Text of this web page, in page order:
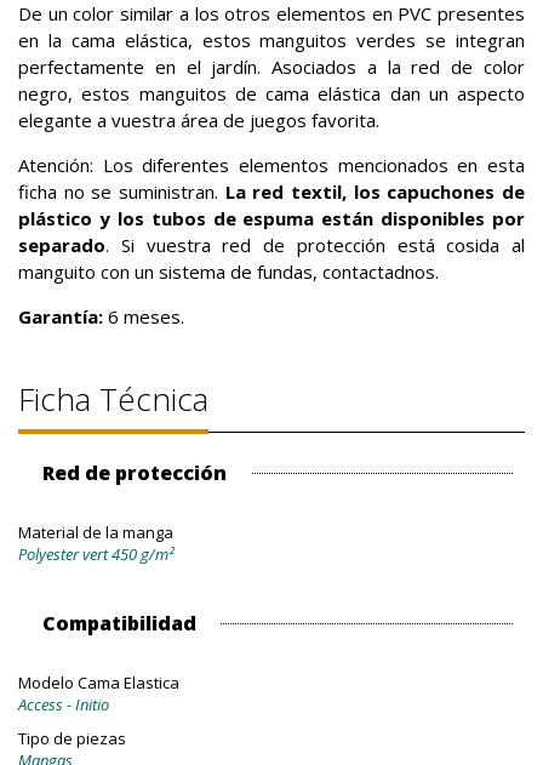
De un color similar a los otros elementos en PVC presentes
en la cama elástica, estos manguitos verdes se integran
perfectamente en el jardín. Asociados a la red de color
negro, estos manguitos de cama elástica dan un aspecto
elegante a vuestra área de juegos favorita.
Atención: Los diferentes elementos mencionados en esta
ficha no se suministran. La red textil, los capuchones de
plástico y los tubos de espuma están disponibles por
separado. Si vuestra red de protección está cosida al
manguito con un sistema de fundas, contactadnos.
Garantía: 6 meses.
Ficha Técnica
Red de protección
Material de la manga
Polyester vert 450 g/m²
Compatibilidad
Modelo Cama Elastica
Access - Initio
Tipo de piezas
Mangas